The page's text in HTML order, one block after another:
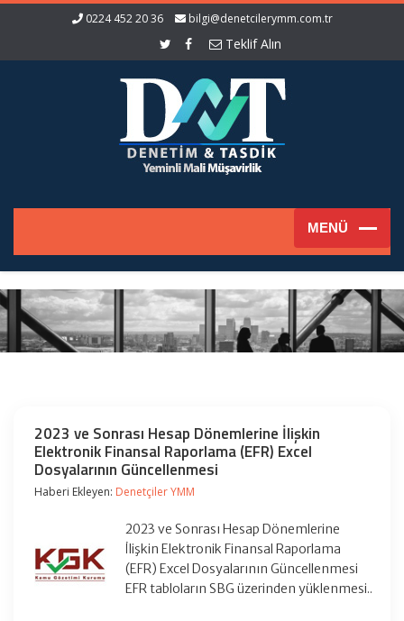
0224 452 20 36 bilgi@denetcilerymm.com.tr
Teklif Alın
2023 ve Sonrası Hesap Dönemlerine İlişkin
Elektronik Finansal Raporlama (EFR) Excel
Dosyalarının Güncellenmesi
Haberi Ekleyen: Denetçiler YMM
2023 ve Sonrası Hesap Dönemlerine
İlişkin Elektronik Finansal Raporlama
(EFR) Excel Dosyalarının Güncellenmesi
EFR tabloların SBG üzerinden yüklenmesi..